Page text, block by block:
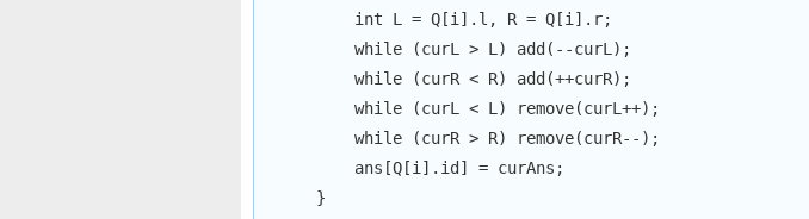
int L = Q[i ] . l , R = Q[i ] . r;
while
(curL > L ) add( --curL ) ;
while
(curR < R) add(++curR) ;
while
(curL < L ) remove(curL ++) ;
while
(curR > R) remove(curR-- ) ;
        ans
[Q[i ] . id] = curAns ;
}